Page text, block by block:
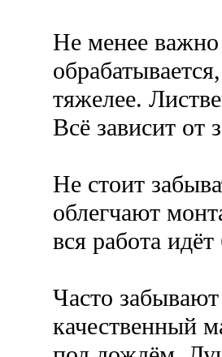
Не менее
тяжелее.
Всё зависит от
Не стоит
облегчают
вся работа
Часто
качественный